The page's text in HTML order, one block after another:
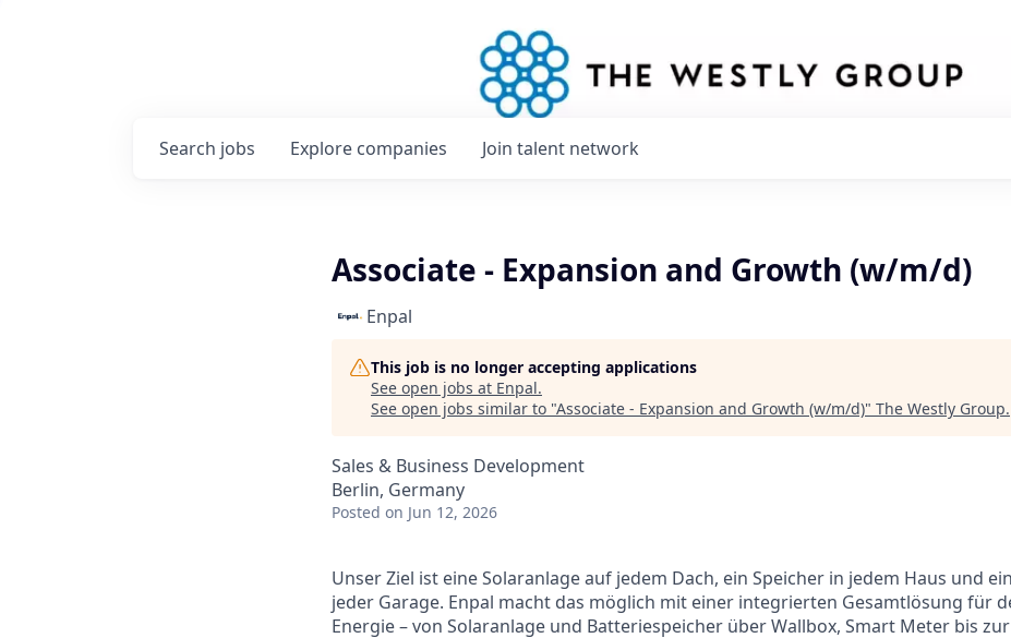
Search jobs Explore companies Join talent network
Associate - Expansion and Growth (w/m/d)
Enpal
This job is no longer accepting applications
See open jobs at Enpal.
See open jobs similar to "Associate - Expansion and Growth (w/m/d)" The Westly Group.
Sales & Business Development
Berlin, Germany
Posted on Jun 12, 2026
Unser Ziel ist eine Solaranlage auf jedem Dach, ein Speicher in jedem Haus und
jeder Garage. Enpal macht das möglich mit einer integrierten Gesamtlösung für
Energie – von Solaranlage und Batteriespeicher über Wallbox, Smart Meter bis zur